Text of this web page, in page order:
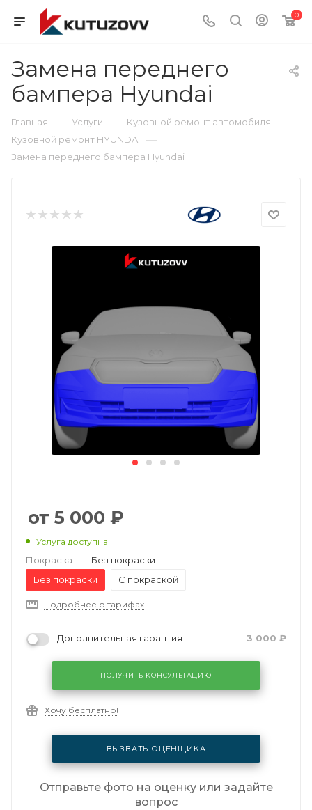
0
Замена переднего
бампера Hyundai
Главная — Услуги — Кузовной ремонт автомобиля —
Кузовной ремонт HYUNDAI —
Замена переднего бампера Hyundai
5 000 ₽
Услуга доступна
Покраска — Без покраски
Без покраски
С покраской
Подробнее о тарифах
Дополнительная гарантия 3 000 ₽
ПОЛУЧИТЬ КОНСУЛЬТАЦИЮ
Хочу бесплатно!
ВЫЗВАТЬ ОЦЕНЩИКА
Отправьте фото на оценку или задайте
вопрос